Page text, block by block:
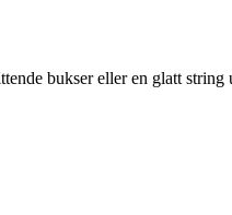
bukser eller en glatt